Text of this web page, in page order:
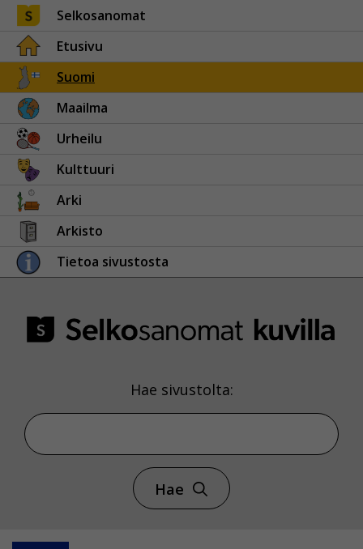
Selkosanomat
Etusivu
Suomi
Maailma
Urheilu
Kulttuuri
Arki
Arkisto
Tietoa sivustosta
Hae sivustolta:
Hae